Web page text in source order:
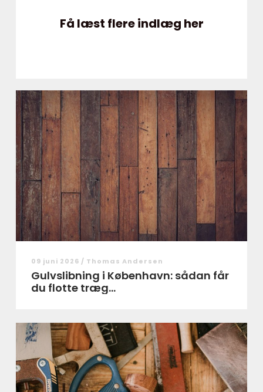
Få læst flere indlæg her
09 juni 2026 / Thomas Andersen
Gulvslibning i København: sådan får
du flotte træg...